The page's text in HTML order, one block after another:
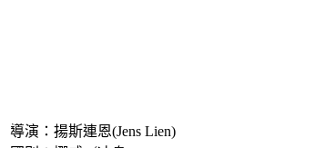
導演：揚斯連恩(Jens Lien)